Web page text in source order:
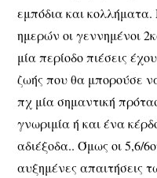
εμπόδια και
ημερών οι γεννημένοι
μία περίοδο πιέσεις
ζωής που θα μπορούσε
πχ μία σημαντική
γνωριμία ή και ένα
αδιέξοδα.. Όμως οι 5,6/
αυξημένες απαιτήσεις